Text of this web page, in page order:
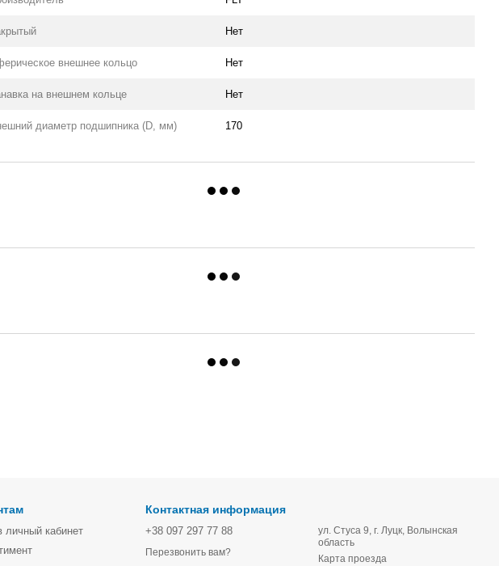
Нет
внешнее кольцо Нет
на внешнем кольце Нет
диаметр подшипника (D, мм) 170
личный кабинет
Контактная информация
+38 097 297 77 88
Перезвонить вам?
ул. Стуса 9, г. Луцк, Волынская
область
Карта проезда